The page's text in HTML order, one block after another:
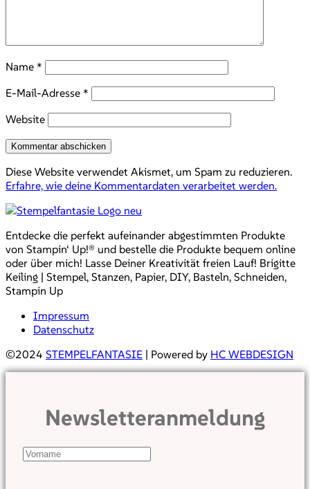
Name *
E-Mail-Adresse *
Website
Diese Website verwendet Akismet, um Spam zu reduzieren.
Erfahre, wie deine Kommentardaten verarbeitet werden.
Entdecke die perfekt aufeinander abgestimmten Produkte
von Stampin‘ Up!® und bestelle die Produkte bequem online
oder über mich! Lasse Deiner Kreativität freien Lauf! Brigitte
Keiling | Stempel, Stanzen, Papier, DIY, Basteln, Schneiden,
Stampin Up
Impressum
Datenschutz
©2024 STEMPELFANTASIE | Powered by HC WEBDESIGN
Newsletteranmeldung